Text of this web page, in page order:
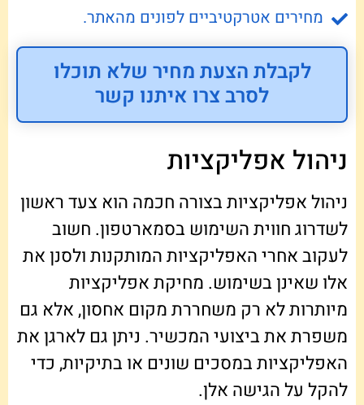
מחירים אטרקטיביים לפונים מהאתר.
לקבלת הצעת מחיר שלא תוכלו
לסרב צרו איתנו קשר
ניהול אפליקציות
ניהול אפליקציות בצורה חכמה הוא צעד ראשון
לשדרוג חווית השימוש בסמארטפון. חשוב
לעקוב אחרי האפליקציות המותקנות ולסנן את
אלו שאינן בשימוש. מחיקת אפליקציות
מיותרות לא רק משחררת מקום אחסון, אלא גם
משפרת את ביצועי המכשיר. ניתן גם לארגן את
האפליקציות במסכים שונים או בתיקיות, כדי
להקל על הגישה אלן.